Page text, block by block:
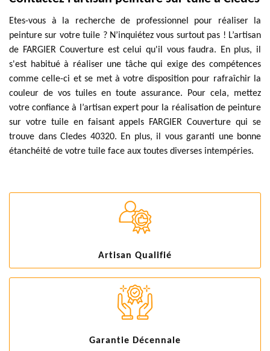
Etes-vous à la recherche de professionnel pour réaliser la
peinture sur votre tuile ? N’inquiétez vous surtout pas ! L’artisan
de FARGIER Couverture est celui qu'il vous faudra. En plus, il
s'est habitué à réaliser une tâche qui exige des compétences
comme celle-ci et se met à votre disposition pour rafraîchir la
couleur de vos tuiles en toute assurance. Pour cela, mettez
votre confiance à l’artisan expert pour la réalisation de peinture
sur votre tuile en faisant appels FARGIER Couverture qui se
trouve dans Cledes 40320. En plus, il vous garanti une bonne
étanchéité de votre tuile face aux toutes diverses intempéries.
Artisan Qualifié
Garantie Décennale